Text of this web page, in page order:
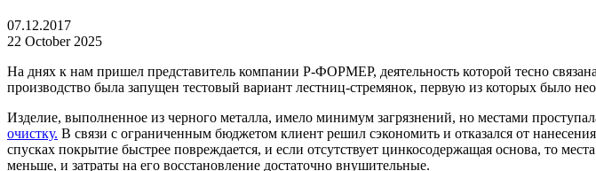
07.12.2017
22 October 2025
На днях к нам пришел представитель компании Р-ФОРМЕР, деятельность которой тесно
производство была запущен тестовый вариант лестниц-стремянок, первую из которых было
Изделие, выполненное из черного металла, имело минимум загрязнений, но местами
очистку. В связи с ограниченным бюджетом клиент решил сэкономить и отказался от
спусках покрытие быстрее повреждается, и если отсутствует цинкосодержащая основа, то
меньше, и затраты на его восстановление достаточно внушительные.